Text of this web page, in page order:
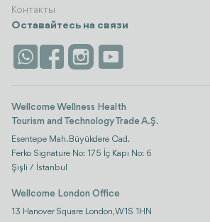
Контакты
Оставайтесь на связи
Wellcome Wellness Health
Tourism and Technology Trade A.Ş.
Esentepe Mah. Büyükdere Cad.
Ferko Signature No: 175 İç Kapı No: 6
Şişli / İstanbul
Wellcome London Office
13 Hanover Square London, W1S 1HN